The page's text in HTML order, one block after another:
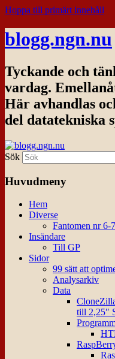
Hoppa till primärt innehåll
blogg.ngn.nu
Tyckande och
vardag.
Här avhandlas
del datatekniska
Sök
Huvudmeny
Hem
Diverse
Fantomen nr 6-
Insändare
Till GP
Sidor
99 sätt att
Analysarkiv
Data
till 2,25″